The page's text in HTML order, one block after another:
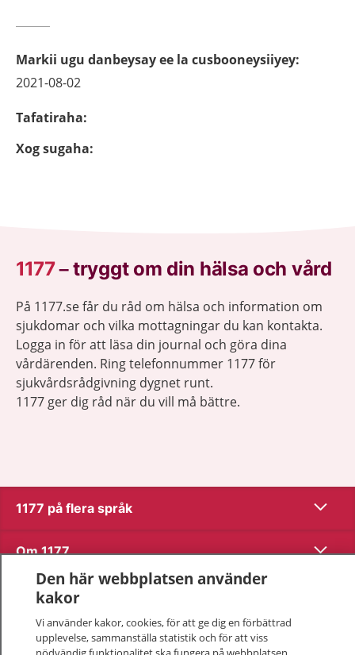
Markii ugu danbeysay ee la cusbooneysiiyey:
2021-08-02
Tafatiraha:
Xog sugaha:
1177–tryggt om din hälsa och vård
På 1177.se får du råd om hälsa och information om
sjukdomar och vilka mottagningar du kan kontakta.
Logga in för att läsa din journal och göra dina
vårdärenden. Ring telefonnummer 1177 för
sjukvårdsrådgivning dygnet runt.
1177 ger dig råd när du vill må bättre.
1177 på flera språk Show
Om 1177 Show
Kontakt
Behandling av personuppgifter
Den här webbplatsen använder
kakor
Vi använder kakor, cookies, för att ge dig en förbättrad
upplevelse, sammanställa statistik och för att viss